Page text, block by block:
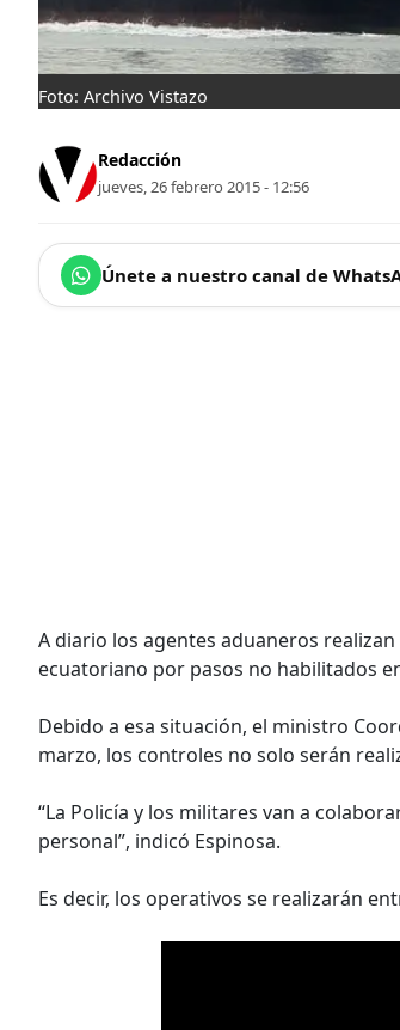
Foto: Archivo Vistazo
Redacción
jueves, 26 febrero 2015 - 12:56
Únete a nuestro canal de
A diario los agentes aduaneros
ecuatoriano por pasos no habilitados
Debido a esa situación, el ministro
marzo, los controles no solo serán
“La Policía y los militares van a
personal”, indicó Espinosa.
Es decir, los operativos se realizarán